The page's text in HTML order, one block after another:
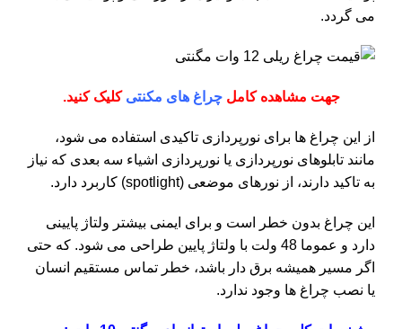
می گردد.
جهت مشاهده کاملچراغ های مکنتی کلیک کنید.
از این چراغ ها برای نورپردازی تاکیدی استفاده می شود،
مانند تابلوهای نورپردازی یا نورپردازی اشیاء سه بعدی که نیاز
به تاکید دارند، از نورهای موضعی (spotlight) کاربرد دارد.
این چراغ بدون خطر است و برای ایمنی بیشتر ولتاژ پایینی
دارد و عموما 48 ولت با ولتاژ پایین طراحی می شود. که حتی
اگر مسیر همیشه برق دار باشد، خطر تماس مستقیم انسان
یا نصب چراغ ها وجود ندارد.